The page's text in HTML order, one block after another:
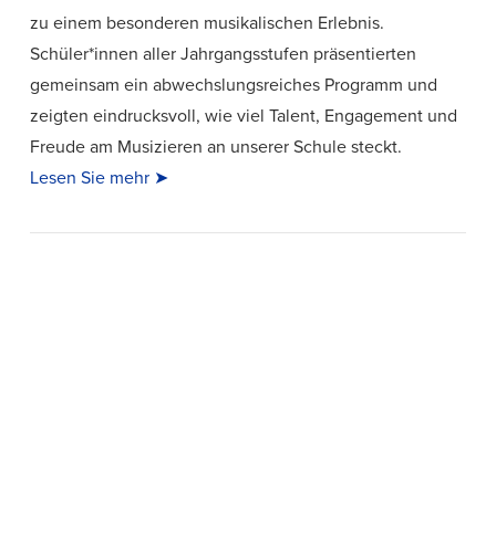
zu einem besonderen musikalischen Erlebnis.
Schüler*innen aller Jahrgangsstufen präsentierten
gemeinsam ein abwechslungsreiches Programm und
zeigten eindrucksvoll, wie viel Talent, Engagement und
Freude am Musizieren an unserer Schule steckt.
Lesen Sie mehr ➤